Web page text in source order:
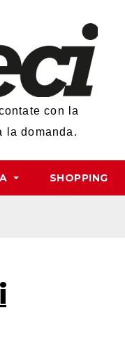
con la
la domanda.
SHOPPING